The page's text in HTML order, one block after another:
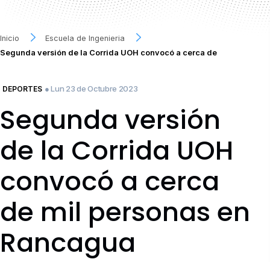
Inicio
Escuela de Ingenieria
Segunda versión de la Corrida UOH convocó a cerca de
DEPORTES ● Lun 23 de Octubre 2023
Segunda versión
de la Corrida UOH
convocó a cerca
de mil personas en
Rancagua